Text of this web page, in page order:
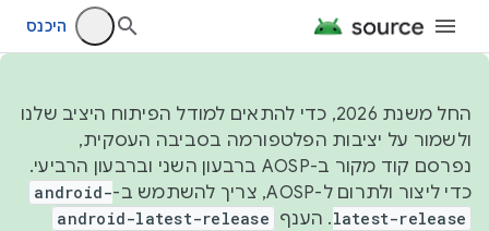
היכנס
החל משנת 2026, כדי להתאים למודל הפיתוח היציב שלנו
ולשמור על יציבות הפלטפורמה בסביבה העסקית,
נפרסם קוד מקור ב-AOSP ברבעון השני וברבעון הרביעי.
כדי ליצור ולתרום ל-AOSP, צריך להשתמש ב-
android-
latest-release. הענף android-latest-release